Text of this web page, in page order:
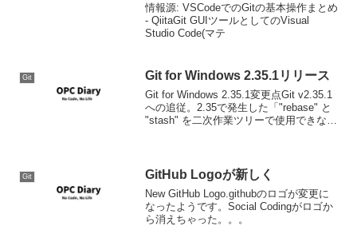
情報源: VSCodeでのGitの基本操作まとめ
- QiitaGit GUIツールとしてのVisual
Studio Code(マテ
Git Git for Windows 2.35.1リリース
Git for Windows 2.35.1変更点Git v2.35.1
への追従。2.35で発生した「"rebase" と
"stash" を二次作業ツリーで使用できない
Git GitHub Logoが新しく
New GitHub Logo.githubのロゴが変更に
なったようです。Social Codingがロゴか
ら消えちゃった。。。